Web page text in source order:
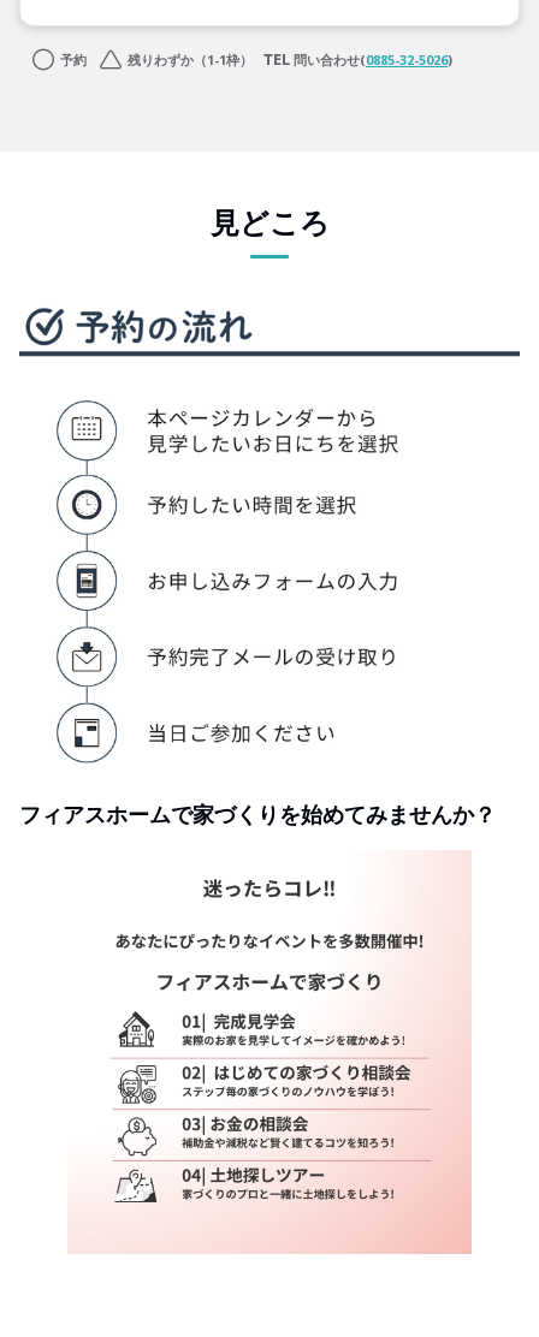
予約 残りわずか（1-1枠） 問い合わせ(0885-32-5026)
見どころ
フィアスホームで家づくりを始めてみませんか？